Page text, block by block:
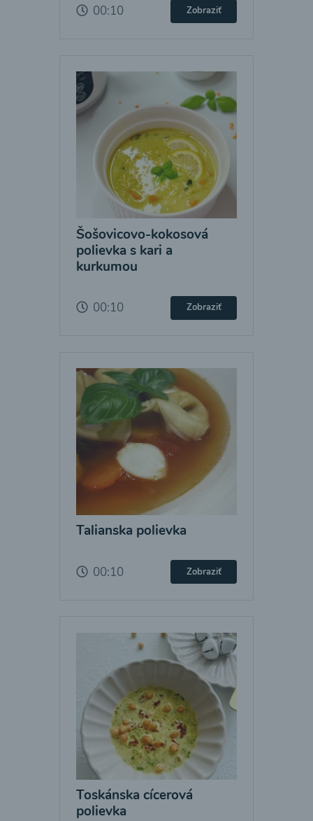
00:10 Zobraziť
Šošovicovo-kokosová
polievka s kari a
kurkumou
00:10 Zobraziť
Talianska polievka
00:10 Zobraziť
Toskánska cícerová
polievka